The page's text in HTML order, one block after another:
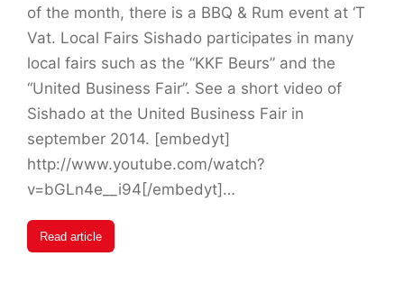
of the month, there is a BBQ & Rum event at ‘T
Vat. Local Fairs Sishado participates in many
local fairs such as the “KKF Beurs” and the
“United Business Fair”. See a short video of
Sishado at the United Business Fair in
september 2014. [embedyt]
http://www.youtube.com/watch?
v=bGLn4e__i94[/embedyt]…
Read article